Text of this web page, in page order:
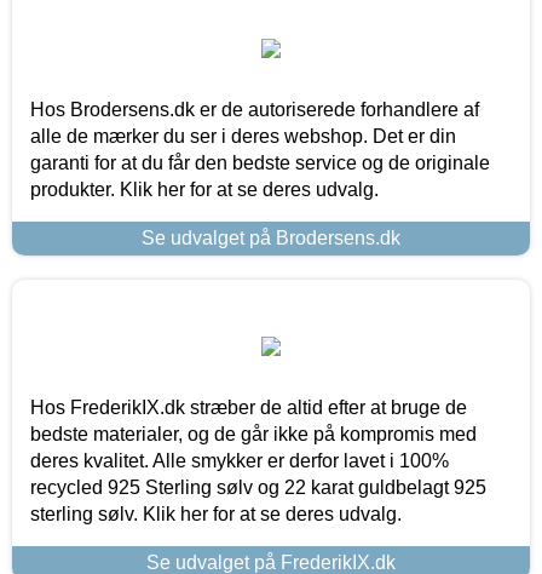
Hos Brodersens.dk er de autoriserede forhandlere af
alle de mærker du ser i deres webshop. Det er din
garanti for at du får den bedste service og de originale
produkter. Klik her for at se deres udvalg.
Se udvalget på Brodersens.dk
Hos FrederikIX.dk stræber de altid efter at bruge de
bedste materialer, og de går ikke på kompromis med
deres kvalitet. Alle smykker er derfor lavet i 100%
recycled 925 Sterling sølv og 22 karat guldbelagt 925
sterling sølv. Klik her for at se deres udvalg.
Se udvalget på FrederikIX.dk